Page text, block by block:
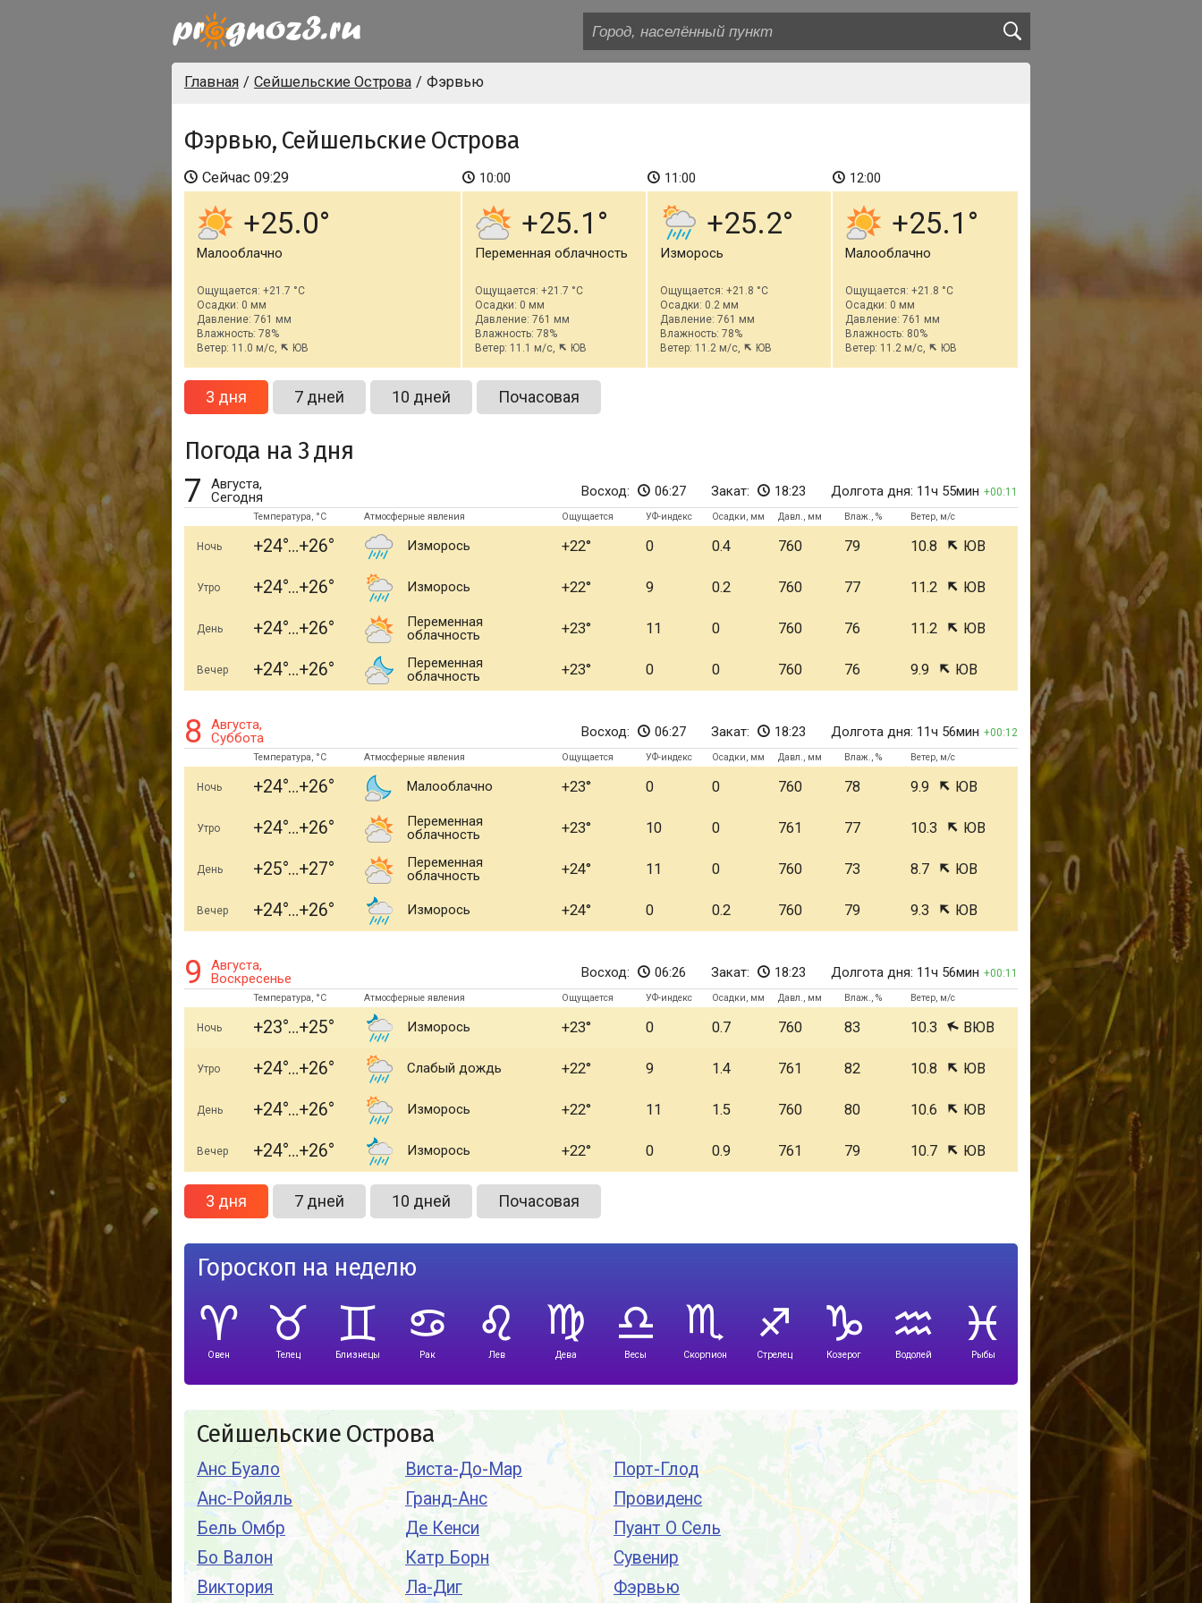
Главная Сейшельские Острова Фэрвью
Фэрвью, Сейшельские Острова
Сейчас 09:29
+25.0
Малооблачно
Ощущается: +21.7 °C
Осадки: 0 мм
Давление: 761 мм
Влажность: 78%
Ветер: 11.0 м/с,
ЮВ
10:00
+25.1
Переменная облачность
Ощущается: +21.7 °C
Осадки: 0 мм
Давление: 761 мм
Влажность: 78%
Ветер: 11.1 м/с,
ЮВ
11:00
+25.2
Изморось
Ощущается: +21.8 °C
Осадки: 0.2 мм
Давление: 761 мм
Влажность: 78%
Ветер: 11.2 м/с,
ЮВ
12:00
+25.1
Малооблачно
Ощущается: +21.8 °C
Осадки: 0 мм
Давление: 761 мм
Влажность: 80%
Ветер: 11.2 м/с,
ЮВ
3 дня 7 дней 10 дней Почасовая
Погода на 3 дня
7
Августа,
Сегодня
Восход: 06:27 Закат: 18:23 Долгота дня: 11ч 55мин 00:11
Температура, °C Атмосферные явления Ощущается УФ-индекс Осадки, мм Давл., мм Влаж., % Ветер, м/с
Ночь +24 +26 Изморось +22 0 0.4 760 79 10.8 ЮВ
Утро +24 +26 Изморось +22 9 0.2 760 77 11.2 ЮВ
День +24 +26
Переменная
облачность
+23 11 0 760 76 11.2 ЮВ
Вечер +24 +26
Переменная
облачность
+23 0 0 760 76 9.9 ЮВ
8
Августа,
Суббота
Восход: 06:27 Закат: 18:23 Долгота дня: 11ч 56мин 00:12
Температура, °C Атмосферные явления Ощущается УФ-индекс Осадки, мм Давл., мм Влаж., % Ветер, м/с
Ночь +24 +26 Малооблачно +23 0 0 760 78 9.9 ЮВ
Утро +24 +26
Переменная
облачность
+23 10 0 761 77 10.3 ЮВ
День +25 +27
Переменная
облачность
+24 11 0 760 73 8.7 ЮВ
Вечер +24 +26 Изморось +24 0 0.2 760 79 9.3 ЮВ
9
Августа,
Воскресенье
Восход: 06:26 Закат: 18:23 Долгота дня: 11ч 56мин 00:11
Температура, °C Атмосферные явления Ощущается УФ-индекс Осадки, мм Давл., мм Влаж., % Ветер, м/с
Ночь +23 +25 Изморось +23 0 0.7 760 83 10.3 ВЮВ
Утро +24 +26 Слабый дождь +22 9 1.4 761 82 10.8 ЮВ
День +24 +26 Изморось +22 11 1.5 760 80 10.6 ЮВ
Вечер +24 +26 Изморось +22 0 0.9 761 79 10.7 ЮВ
3 дня 7 дней 10 дней Почасовая
Гороскоп на неделю
Овен Телец Близнецы Рак Лев Дева Весы Скорпион Стрелец Козерог Водолей Рыбы
Сейшельские Острова
Анс Буало
Анс-Ройяль
Бель Омбр
Бо Валон
Виктория
Виста-До-Мар
Гранд-Анс
Де Кенси
Катр Борн
Ла-Диг
Порт-Глод
Провиденс
Пуант О Сель
Сувенир
Фэрвью